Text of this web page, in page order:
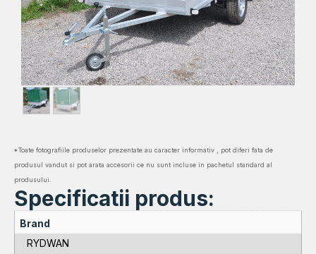
*Toate fotografiile produselor prezentate au caracter informativ , pot diferi fata de
produsul vandut si pot arata accesorii ce nu sunt incluse in pachetul standard al
produsului.
Specificatii produs:
Brand
RYDWAN